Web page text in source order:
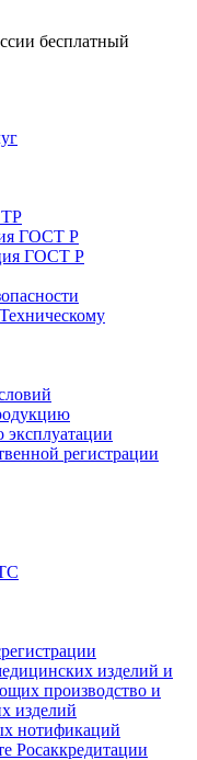
бесплатный
ТР
ГОСТ Р
ГОСТ Р
эксплуатации
регистрации
изделий и
производство и
изделий
нотификаций
Росаккредитации